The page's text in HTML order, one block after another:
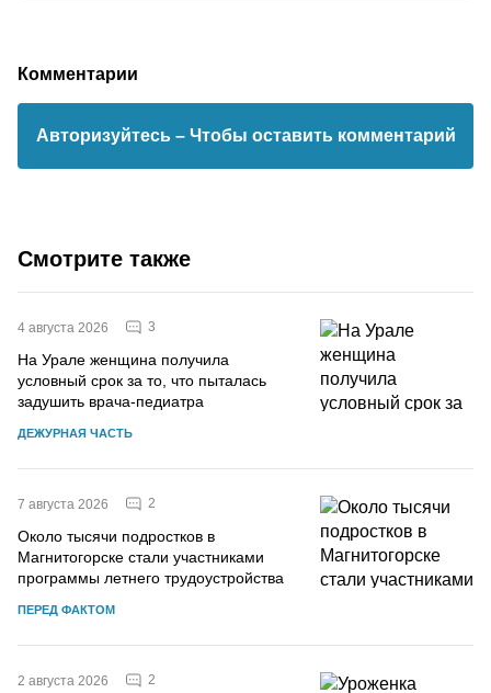
Комментарии
Авторизуйтесь – Чтобы оставить комментарий
Смотрите также
4 августа 2026 3
На Урале женщина получила
условный срок за то, что пыталась
задушить врача-педиатра
ДЕЖУРНАЯ ЧАСТЬ
7 августа 2026 2
Около тысячи подростков в
Магнитогорске стали участниками
программы летнего трудоустройства
ПЕРЕД ФАКТОМ
2 августа 2026 2